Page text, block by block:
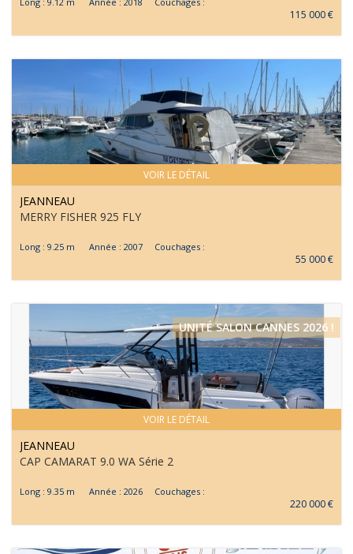
115 000 €
VOIR LE DÉTAIL
JEANNEAU
MERRY FISHER 925 FLY
Long : 9.25 m Année : 2007 Couchages :
55 000 €
VOIR LE DÉTAIL
UNITÉ SALON CANNES 2026 !
JEANNEAU
CAP CAMARAT 9.0 WA Série 2
Long : 9.35 m Année : 2026 Couchages :
220 000 €